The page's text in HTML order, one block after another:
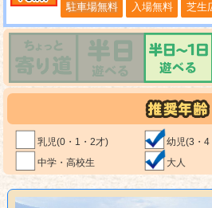
駐車場無料 入場無料 芝生
乳児(0・1・2才) 幼児(3・4
中学・高校生 大人